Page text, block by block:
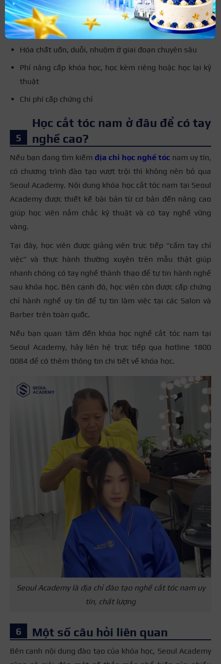
yêu cầu học viên tự trang bị
Chi phí mẫu thật đối với các buổi thực hành nâng cao
Hóa chất uốn, duỗi, nhuộm ở giai đoạn chuyên sâu
Phí nâng cấp khóa học, học kèm riêng hoặc học lại kỹ
thuật
Chi phí cấp chứng chỉ
Học cắt tóc nam ở đâu để có tay
nghề cao?
Nếu bạn đang tìm kiếm địa chỉ học nghề tóc nam uy tín,
có chương trình đào tạo vượt trội thì không nên bỏ qua
Seoul Academy. Nội dung khóa học cắt tóc nam tại Seoul
Academy được thiết kế bài bản từ cơ bản đến nâng cao
giúp học viên nắm chắc kỹ thuật và có tay nghề vững
vàng.
Tại đây, học viên được giảng viên trực tiếp “cầm tay chỉ
việc” và thực hành thường xuyên trên mẫu thật giúp
nhanh chóng có tay nghề thành thạo để tự tin hành nghề
sau khóa học. Bên cạnh đó, học viên còn được cấp chứng
chỉ hành nghề uy tín để tự tin làm việc tại các Salon và
Barber trên toàn quốc.
Nếu bạn quan tâm đến khóa học nghề cắt tóc nam tại
Seoul Academy, hãy liên hệ trực tiếp qua hotline 1800
0084 để có thêm thông tin chi tiết về khóa học.
Seoul Academy là địa chỉ đào tạo nghề cắt tóc nam uy
tín, chất lượng
Một số câu hỏi liên quan
Bên cạnh nội dung đào tạo của khóa học, Seoul Academy